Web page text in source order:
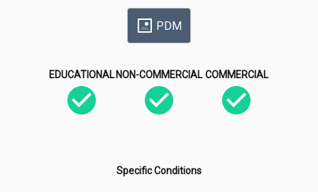
PDM
EDUCATIONAL NON-COMMERCIAL COMMERCIAL
Specific Conditions